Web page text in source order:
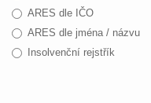
ARES dle IČO
ARES dle jména / názvu
Insolvenční rejstřík